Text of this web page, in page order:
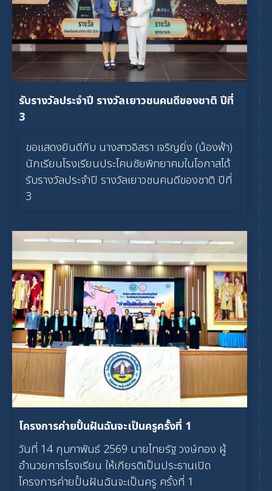
รับรางวัลประจำปี รางวัลเยาวชนคนดีของชาติ ปีที่
3
ขอแสดงยินดีกับ นางสาวอิสรา เจริญยิ่ง (น้องฟ้า)
นักเรียนโรงเรียนประโคนชัยพิทยาคมในโอกาสได้
รับรางวัลประจำปี รางวัลเยาวชนคนดีของชาติ ปีที่
3
โครงการค่ายปั้นฝันฉันจะเป็นครูครั้งที่ 1
วันที่ 14 กุมภาพันธ์ 2569 นายไทยรัฐ วงษ์ทอง ผู้
อำนวยการโรงเรียน ให้เกียรติเป็นประธานเปิด
โครงการค่ายปั้นฝันฉันจะเป็นครู ครั้งที่ 1